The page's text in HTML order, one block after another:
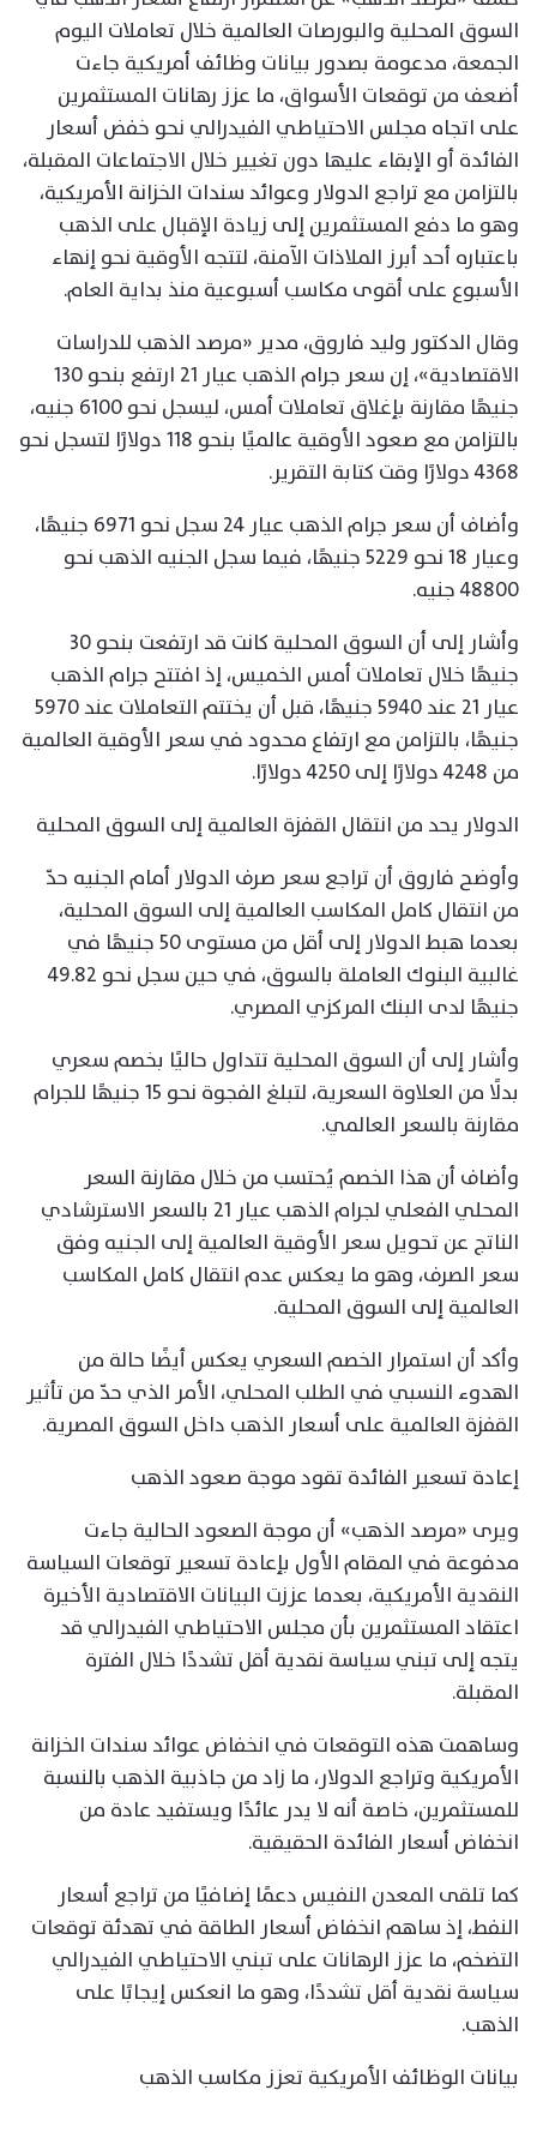
السوق المحلية والبورصات العالمية خلال تعاملات اليوم
الجمعة، مدعومة بصدور بيانات وظائف أمريكية جاءت
أضعف من توقعات الأسواق، ما عزز رهانات المستثمرين
على اتجاه مجلس الاحتياطي الفيدرالي نحو خفض أسعار
الفائدة أو الإبقاء عليها دون تغيير خلال الاجتماعات المقبلة،
بالتزامن مع تراجع الدولار وعوائد سندات الخزانة الأمريكية،
وهو ما دفع المستثمرين إلى زيادة الإقبال على الذهب
باعتباره أحد أبرز الملاذات الآمنة، لتتجه الأوقية نحو إنهاء
الأسبوع على أقوى مكاسب أسبوعية منذ بداية العام.
وقال الدكتور وليد فاروق، مدير «مرصد الذهب للدراسات
الاقتصادية»، إن سعر جرام الذهب عيار 21 ارتفع بنحو 130
جنيهًا مقارنة بإغلاق تعاملات أمس، ليسجل نحو 6100 جنيه،
بالتزامن مع صعود الأوقية عالميًا بنحو 118 دولارًا لتسجل نحو
4368 دولارًا وقت كتابة التقرير.
وأضاف أن سعر جرام الذهب عيار 24 سجل نحو 6971 جنيهًا،
وعيار 18 نحو 5229 جنيهًا، فيما سجل الجنيه الذهب نحو
48800 جنيه.
وأشار إلى أن السوق المحلية كانت قد ارتفعت بنحو 30
جنيهًا خلال تعاملات أمس الخميس، إذ افتتح جرام الذهب
عيار 21 عند 5940 جنيهًا، قبل أن يختتم التعاملات عند 5970
جنيهًا، بالتزامن مع ارتفاع محدود في سعر الأوقية العالمية
من 4248 دولارًا إلى 4250 دولارًا.
الدولار يحد من انتقال القفزة العالمية إلى السوق المحلية
وأوضح فاروق أن تراجع سعر صرف الدولار أمام الجنيه حدّ
من انتقال كامل المكاسب العالمية إلى السوق المحلية،
بعدما هبط الدولار إلى أقل من مستوى 50 جنيهًا في
غالبية البنوك العاملة بالسوق، في حين سجل نحو 49.82
جنيهًا لدى البنك المركزي المصري.
وأشار إلى أن السوق المحلية تتداول حاليًا بخصم سعري
بدلًا من العلاوة السعرية، لتبلغ الفجوة نحو 15 جنيهًا للجرام
مقارنة بالسعر العالمي.
وأضاف أن هذا الخصم يُحتسب من خلال مقارنة السعر
المحلي الفعلي لجرام الذهب عيار 21 بالسعر الاسترشادي
الناتج عن تحويل سعر الأوقية العالمية إلى الجنيه وفق
سعر الصرف، وهو ما يعكس عدم انتقال كامل المكاسب
العالمية إلى السوق المحلية.
وأكد أن استمرار الخصم السعري يعكس أيضًا حالة من
الهدوء النسبي في الطلب المحلي، الأمر الذي حدّ من تأثير
القفزة العالمية على أسعار الذهب داخل السوق المصرية.
إعادة تسعير الفائدة تقود موجة صعود الذهب
ويرى «مرصد الذهب» أن موجة الصعود الحالية جاءت
مدفوعة في المقام الأول بإعادة تسعير توقعات السياسة
النقدية الأمريكية، بعدما عززت البيانات الاقتصادية الأخيرة
اعتقاد المستثمرين بأن مجلس الاحتياطي الفيدرالي قد
يتجه إلى تبني سياسة نقدية أقل تشددًا خلال الفترة
المقبلة.
وساهمت هذه التوقعات في انخفاض عوائد سندات الخزانة
الأمريكية وتراجع الدولار، ما زاد من جاذبية الذهب بالنسبة
للمستثمرين، خاصة أنه لا يدر عائدًا ويستفيد عادة من
انخفاض أسعار الفائدة الحقيقية.
كما تلقى المعدن النفيس دعمًا إضافيًا من تراجع أسعار
النفط، إذ ساهم انخفاض أسعار الطاقة في تهدئة توقعات
التضخم، ما عزز الرهانات على تبني الاحتياطي الفيدرالي
سياسة نقدية أقل تشددًا، وهو ما انعكس إيجابًا على
الذهب.
بيانات الوظائف الأمريكية تعزز مكاسب الذهب